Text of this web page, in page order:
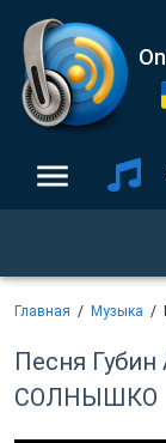
Главная Музыка
Песня Губин
СОЛНЫШКО